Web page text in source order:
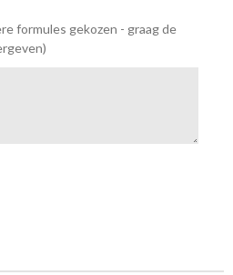
formules gekozen - graag de